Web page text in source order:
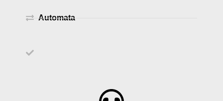
Automata